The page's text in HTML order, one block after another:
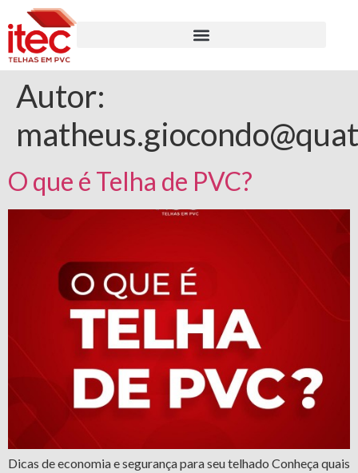
Autor:
O que é Telha de PVC?
Dicas de economia e segurança para seu telhado Conheça quais